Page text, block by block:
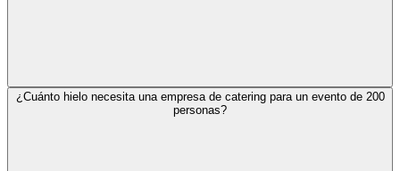
¿Cuánto hielo necesita una empresa de catering para un evento de 200
personas?